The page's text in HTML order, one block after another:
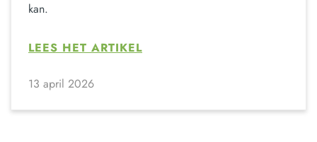
kan.
LEES HET ARTIKEL
13 april 2026